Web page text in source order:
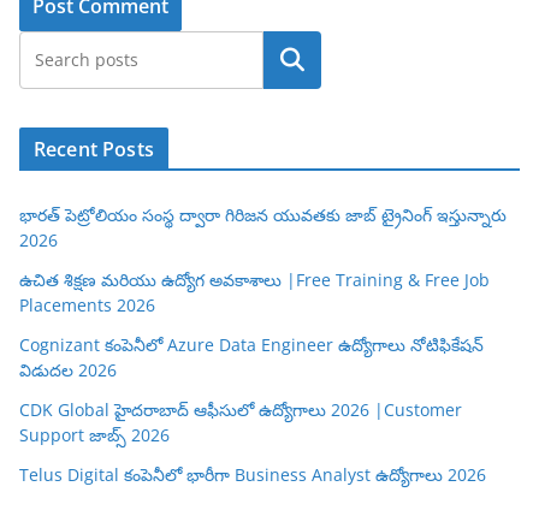
Search
Recent Posts
భారత్ పెట్రోలియం సంస్థ ద్వారా గిరిజన యువతకు జాబ్ ట్రైనింగ్ ఇస్తున్నారు
2026
ఉచిత శిక్షణ మరియు ఉద్యోగ అవకాశాలు |Free Training & Free Job
Placements 2026
Cognizant కంపెనీలో Azure Data Engineer ఉద్యోగాలు నోటిఫికేషన్
విడుదల 2026
CDK Global హైదరాబాద్ ఆఫీసులో ఉద్యోగాలు 2026 |Customer
Support జాబ్స్ 2026
Telus Digital కంపెనీలో భారీగా Business Analyst ఉద్యోగాలు 2026